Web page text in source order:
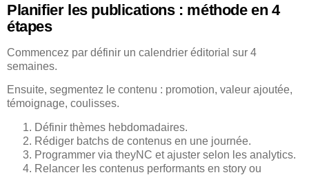
Planifier les publications : méthode en 4
étapes
Commencez par définir un calendrier éditorial sur 4
semaines.
Ensuite, segmentez le contenu : promotion, valeur ajoutée,
témoignage, coulisses.
Définir thèmes hebdomadaires.
Rédiger batchs de contenus en une journée.
Programmer via theyNC et ajuster selon les analytics.
Relancer les contenus performants en story ou